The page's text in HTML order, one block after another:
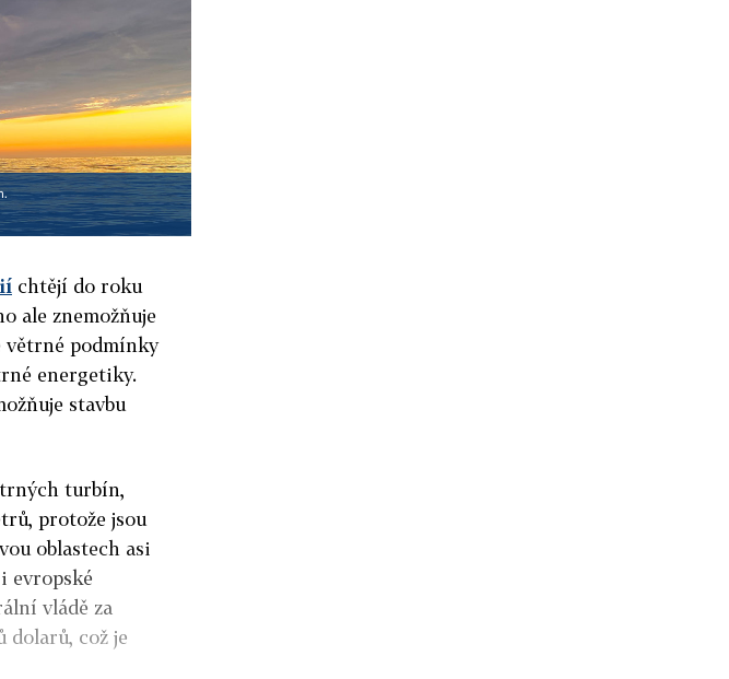
chtějí do roku
ale znemožňuje
větrné podmínky
energetiky.
stavbu
turbín,
protože jsou
oblastech asi
evropské
vládě za
dolarů, což je